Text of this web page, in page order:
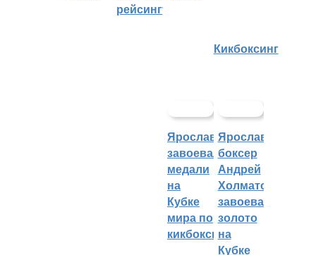
рейсингу
Кикбоксинг
Ярославцы
завоевали
медали
на
Кубке
мира по
кикбоксингу
Ярославский
боксер
Андрей
Холматов
завоевал
золото
на
Кубке